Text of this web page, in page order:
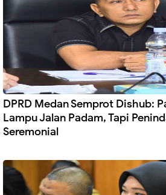
DPRD Medan Semprot Dishub:
Lampu Jalan Padam, Tapi
Seremonial